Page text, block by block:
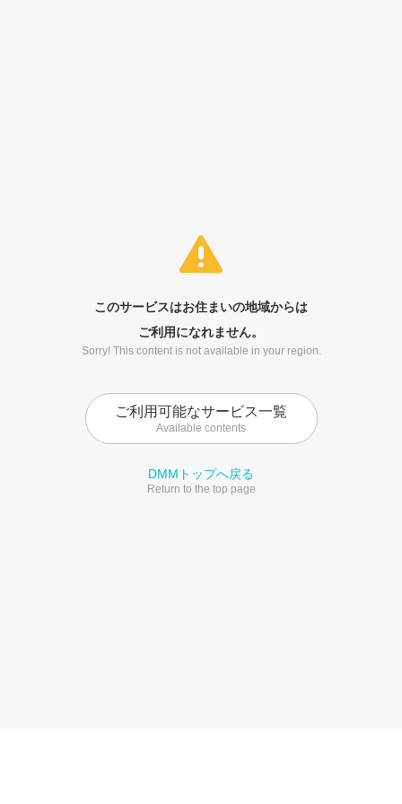
このサービスはお住まいの地域からは
ご利用になれません。
Sorry! This content is not available in your region.
ご利用可能なサービス一覧
Available contents
DMMトップへ戻る
Return to the top page